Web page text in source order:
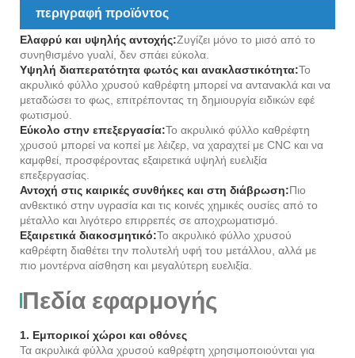
περιγραφή προϊόντος
Ελαφρύ και υψηλής αντοχής:Ζυγίζει μόνο το μισό από το
συνηθισμένο γυαλί, δεν σπάει εύκολα.
Υψηλή διαπερατότητα φωτός και ανακλαστικότητα:Το
ακρυλικό φύλλο χρυσού καθρέφτη μπορεί να αντανακλά και να
μεταδώσει το φως, επιτρέποντας τη δημιουργία ειδικών εφέ
φωτισμού.
Εύκολο στην επεξεργασία:Το ακρυλικό φύλλο καθρέφτη
χρυσού μπορεί να κοπεί με λέιζερ, να χαραχτεί με CNC και να
καμφθεί, προσφέροντας εξαιρετικά υψηλή ευελιξία
επεξεργασίας.
Αντοχή στις καιρικές συνθήκες και στη διάβρωση:Πιο
ανθεκτικό στην υγρασία και τις κοινές χημικές ουσίες από το
μέταλλο και λιγότερο επιρρεπές σε αποχρωματισμό.
Εξαιρετικά διακοσμητικό:Το ακρυλικό φύλλο χρυσού
καθρέφτη διαθέτει την πολυτελή υφή του μετάλλου, αλλά με
πιο μοντέρνα αίσθηση και μεγαλύτερη ευελιξία.
Πεδία εφαρμογής
1. Εμπορικοί χώροι και οθόνες
Τα ακρυλικά φύλλα χρυσού καθρέφτη χρησιμοποιούνται για